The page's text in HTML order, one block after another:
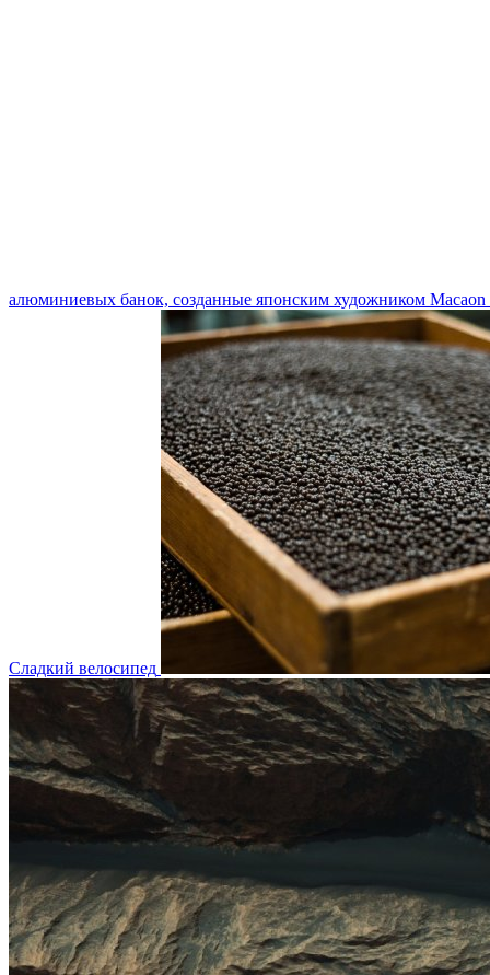
алюминиевых банок, созданные японским художником Macaon
Сладкий велосипед